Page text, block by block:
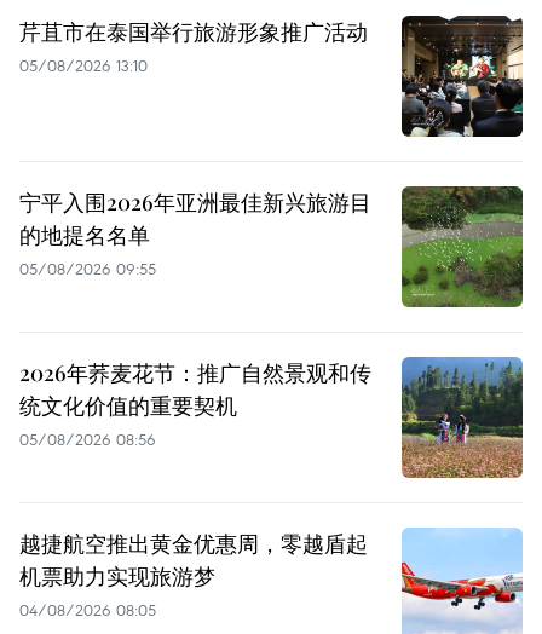
芹苴市在泰国举行旅游形象推广活动
05/08/2026 13:10
宁平入围2026年亚洲最佳新兴旅游目
的地提名名单
05/08/2026 09:55
2026年荞麦花节：推广自然景观和传
统文化价值的重要契机
05/08/2026 08:56
越捷航空推出黄金优惠周，零越盾起
机票助力实现旅游梦
04/08/2026 08:05